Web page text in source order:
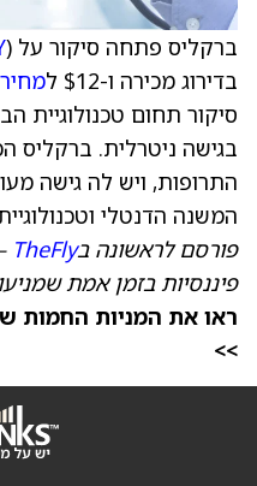
ברקליס פתחה סיקור על Dentsply Sirona ( )
בדירוג מכירה ו-$12 ל
סיקור תחום טכנולוגיית
בגישה ניטרלית. ברקליס
התרופות, ויש לה גישה
המשנה הדנטלי
פורסם לראשונה בTheFly
פיננסיות בזמן אמת
>>